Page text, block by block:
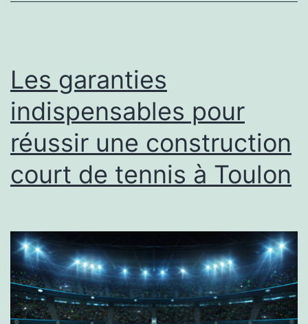
à
Toulon
?
Les garanties
indispensables pour
réussir une construction
court de tennis à Toulon